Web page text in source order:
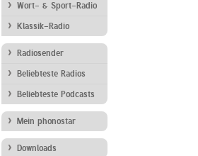
Wort- & Sport-Radio
Klassik-Radio
Radiosender
Beliebteste Radios
Beliebteste Podcasts
Mein phonostar
Downloads